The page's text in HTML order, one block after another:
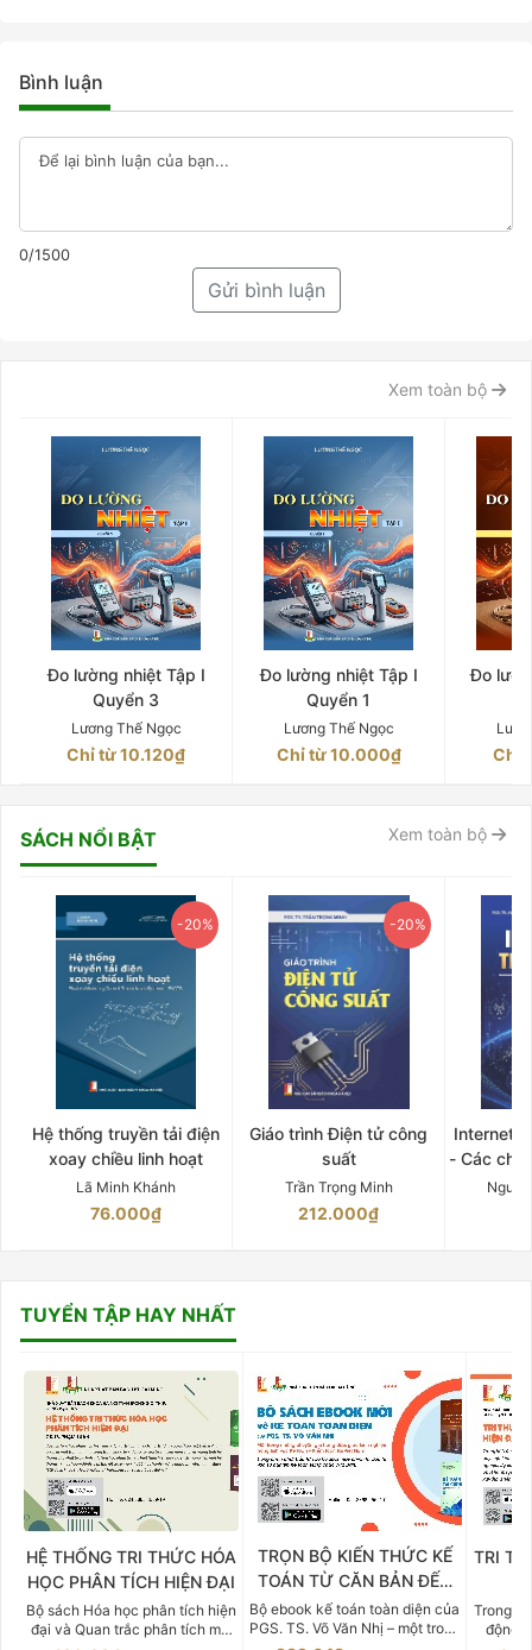
Bình luận
0/1500
Gửi bình luận
Xem toàn bộ
Đo lường nhiệt Tập I
Quyển 3
Lương Thế Ngọc
Chỉ từ 10.120₫
Đo lường nhiệt Tập I
Quyển 1
Lương Thế Ngọc
Chỉ từ 10.000₫
Đo
Chỉ
SÁCH NỔI BẬT Xem toàn bộ
-20%
Hệ thống truyền tải điện
xoay chiều linh hoạt
Lã Minh Khánh
76.000₫
-20%
Giáo trình Điện tử công
suất
Trần Trọng Minh
212.000₫
Internet
- Các
TUYỂN TẬP HAY NHẤT
HỆ THỐNG TRI THỨC HÓA
HỌC PHÂN TÍCH HIỆN ĐẠI
Bộ sách Hóa học phân tích hiện
đại và Quan trắc phân tích môi
TRỌN BỘ KIẾN THỨC KẾ
TOÁN TỪ CĂN BẢN ĐẾN
CHUYÊN SÂU
Bộ ebook kế toán toàn diện của
PGS. TS. Võ Văn Nhị – một trong
TRI
Trong
động